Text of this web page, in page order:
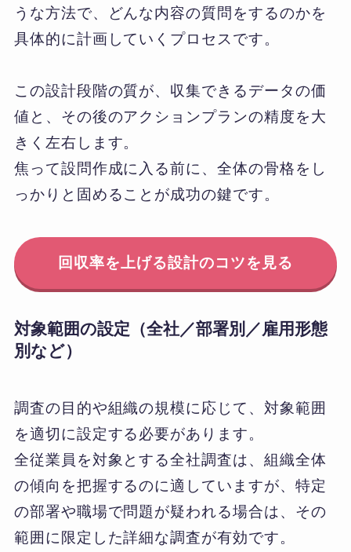
うな方法で、どんな内容の質問をするのかを
具体的に計画していくプロセスです。
この設計段階の質が、収集できるデータの価
値と、その後のアクションプランの精度を大
きく左右します。
焦って設問作成に入る前に、全体の骨格をし
っかりと固めることが成功の鍵です。
回収率を上げる設計のコツを見る
対象範囲の設定（全社／部署別／雇用形態
別など）
調査の目的や組織の規模に応じて、対象範囲
を適切に設定する必要があります。
全従業員を対象とする全社調査は、組織全体
の傾向を把握するのに適していますが、特定
の部署や職場で問題が疑われる場合は、その
範囲に限定した詳細な調査が有効です。